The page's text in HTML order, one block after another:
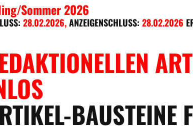
Sommer 2026
28.02.2026,ANZEIGENSCHLUSS: 28.02.2026
BAUSTEINE